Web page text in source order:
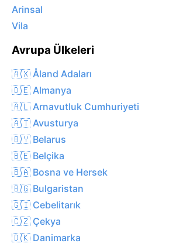
Arinsal
Vila
Avrupa Ülkeleri
🇦🇽 Åland Adaları
🇩🇪 Almanya
🇦🇱 Arnavutluk Cumhuriyeti
🇦🇹 Avusturya
🇧🇾 Belarus
🇧🇪 Belçika
🇧🇦 Bosna ve Hersek
🇧🇬 Bulgaristan
🇬🇮 Cebelitarık
🇨🇿 Çekya
🇩🇰 Danimarka